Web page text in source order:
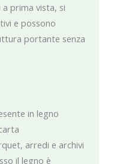
prima vista, si
e possono
portante senza
in legno
arredi e archivi
il legno è